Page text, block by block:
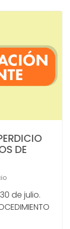
DE
de julio.